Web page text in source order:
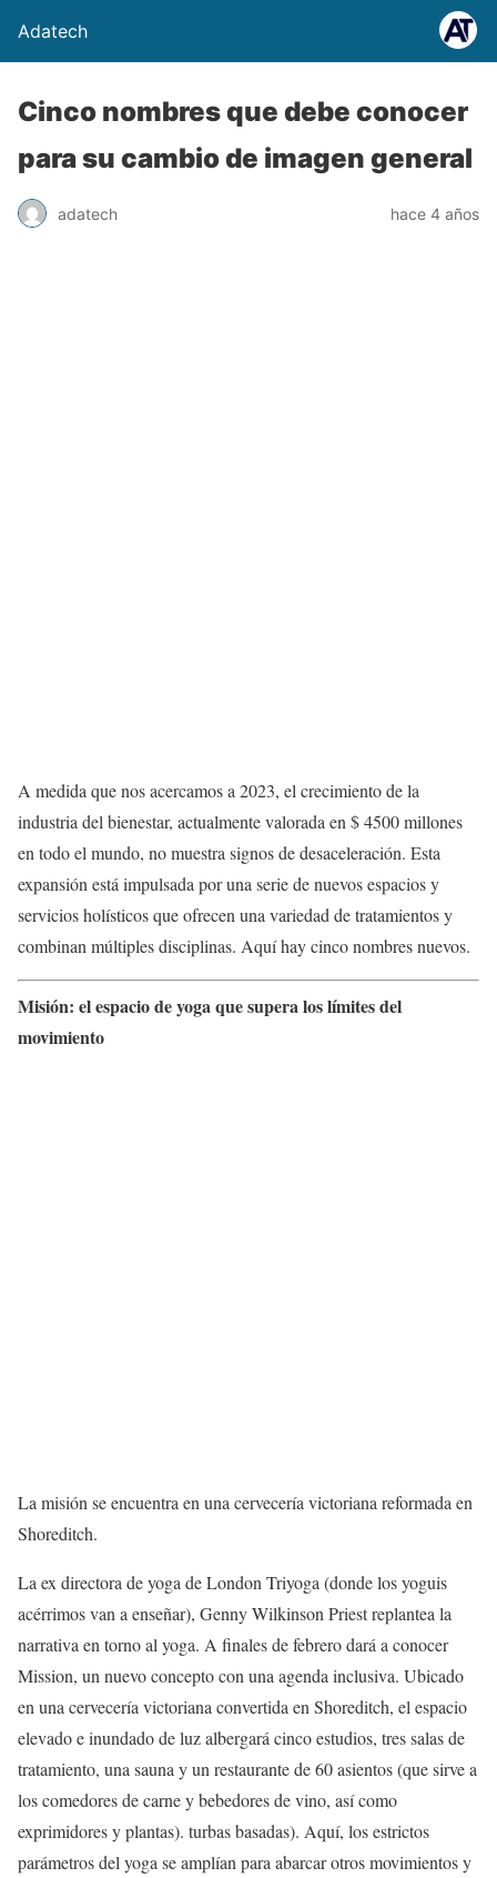
Adatech
Cinco nombres que debe conocer
para su cambio de imagen general
adatech hace 4 años
A medida que nos acercamos a 2023, el crecimiento de la
industria del bienestar, actualmente valorada en $ 4500 millones
en todo el mundo, no muestra signos de desaceleración. Esta
expansión está impulsada por una serie de nuevos espacios y
servicios holísticos que ofrecen una variedad de tratamientos y
combinan múltiples disciplinas. Aquí hay cinco nombres nuevos.
Misión: el espacio de yoga que supera los límites del
movimiento
La misión se encuentra en una cervecería victoriana reformada en
Shoreditch.
La ex directora de yoga de London Triyoga (donde los yoguis
acérrimos van a enseñar), Genny Wilkinson Priest replantea la
narrativa en torno al yoga. A finales de febrero dará a conocer
Mission, un nuevo concepto con una agenda inclusiva. Ubicado
en una cervecería victoriana convertida en Shoreditch, el espacio
elevado e inundado de luz albergará cinco estudios, tres salas de
tratamiento, una sauna y un restaurante de 60 asientos (que sirve a
los comedores de carne y bebedores de vino, así como
exprimidores y plantas). turbas basadas). Aquí, los estrictos
parámetros del yoga se amplían para abarcar otros movimientos y